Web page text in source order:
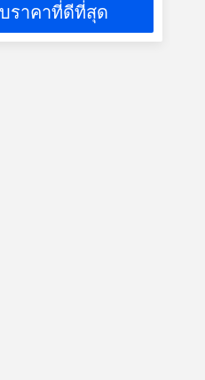
ราคาที่ดีที่สุด